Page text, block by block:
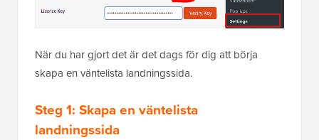
När du har gjort det är det dags för dig att börja
skapa en väntelista landningssida.
Steg 1: Skapa en väntelista
landningssida